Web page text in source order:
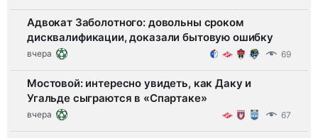
Адвокат Заболотного: довольны сроком
дисквалификации, доказали бытовую ошибку
вчера 69
Мостовой: интересно увидеть, как Даку и
Угальде сыграются в «Спартаке»
вчера 67